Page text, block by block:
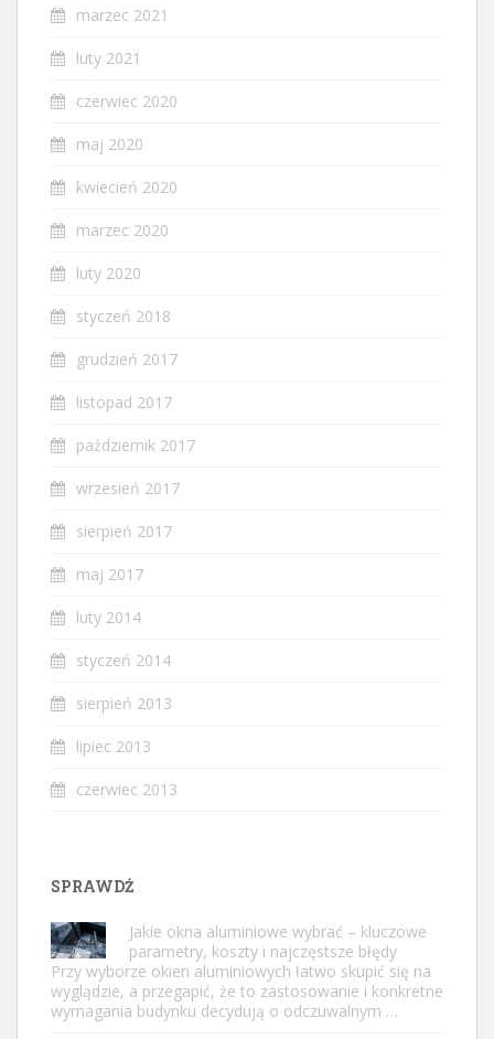
marzec 2021
luty 2021
czerwiec 2020
maj 2020
kwiecień 2020
marzec 2020
luty 2020
styczeń 2018
grudzień 2017
listopad 2017
październik 2017
wrzesień 2017
sierpień 2017
maj 2017
luty 2014
styczeń 2014
sierpień 2013
lipiec 2013
czerwiec 2013
SPRAWDŹ
Jakie okna aluminiowe wybrać – kluczowe
parametry, koszty i najczęstsze błędy
Przy wyborze okien aluminiowych łatwo skupić się na
wyglądzie, a przegapić, że to zastosowanie i konkretne
wymagania budynku decydują o odczuwalnym …